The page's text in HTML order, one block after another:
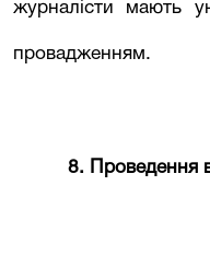
журналісти мають
провадженням.
8. Проведення